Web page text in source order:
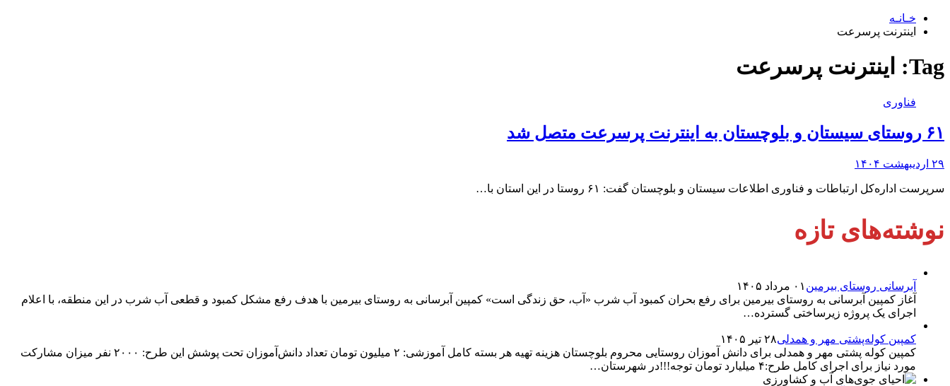
خـانـه
اینترنت پرسرعت
Tag: اینترنت پرسرعت
فناوری
۶۱ روستای سیستان و بلوچستان به اینترنت پرسرعت متصل شد
۲۹ اردیبهشت ۱۴۰۴
سرپرست اداره‌کل ارتباطات و فناوری اطلاعات سیستان و بلوچستان گفت: ۶۱ روستا در این استان با…
نوشته‌های تازه
آبرسانی روستای بیرمین ۰۱ مرداد ۱۴۰۵
آغاز کمپین آبرسانی به روستای بیرمین برای رفع بحران کمبود آب شرب «آب، حق زندگی است» کمپین آبرسانی به روستای بیرمین با هدف رفع مشکل کمبود و قطعی آب شرب در این منطقه، با اعلام
اجرای یک پروژه زیرساختی گسترده…
کمپین کوله‌پشتی مهر و همدلی۲۸ تیر ۱۴۰۵
کمپین کوله‌ پشتی مهر و همدلی برای دانش آموزان روستایی محروم بلوچستان هزینه تهیه هر بسته کامل آموزشی: ۲ میلیون تومان تعداد دانش‌آموزان تحت پوشش این طرح: ۲۰۰۰ نفر میزان مشارکت
مورد نیاز برای اجرای کامل طرح:۴ میلیارد تومان توجه!!!در شهرستان…